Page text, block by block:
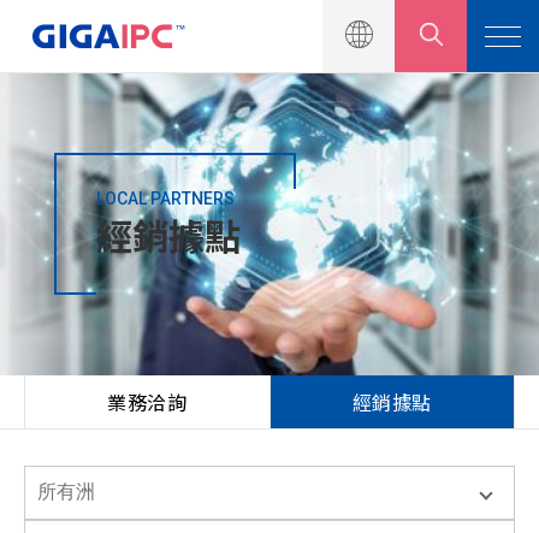
LOCAL PARTNERS
經銷據點
業務洽詢 經銷據點
產品介紹
解決方案
新聞中心
技術支援
投資人專區